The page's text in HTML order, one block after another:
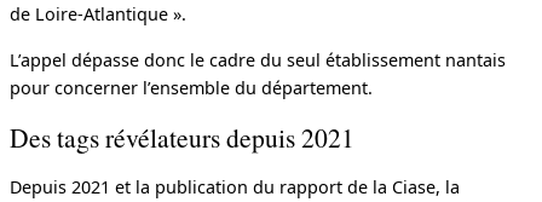
de Loire-Atlantique ».
L’appel dépasse donc le cadre du seul établissement nantais
pour concerner l’ensemble du département.
Des tags révélateurs depuis 2021
Depuis 2021 et la publication du rapport de la Ciase, la